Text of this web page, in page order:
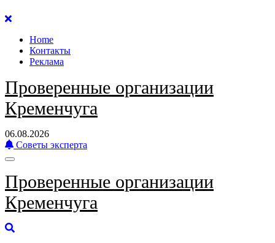
Перейти
содержанию
Home
Контакты
Реклама
Проверенные организации
Кременчуга
06.08.2026
Советы эксперта
Проверенные организации
Кременчуга